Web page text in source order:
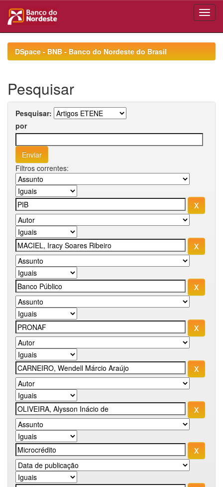
navigationDSpace - BNB - Banco do Nordeste do Brasil
Pesquisar
Pesquisar:
por
Filtros correntes: